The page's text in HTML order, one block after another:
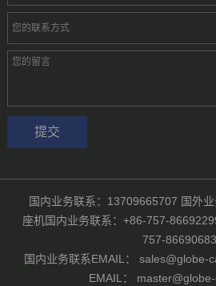
国内业务联系：13709665707 国外
座机国内业务联系：+86-757-
757-86690683
国内业务联系EMAIL： sales@globe-
EMAIL：